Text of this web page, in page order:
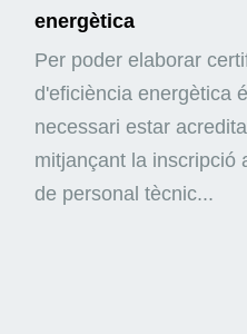
energètica
Per poder elaborar
d'eficiència energètica
necessari estar
mitjançant la inscripció
de personal tècnic...